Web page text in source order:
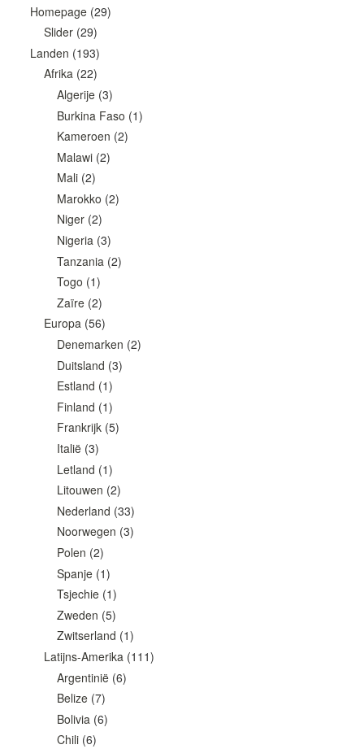
Homepage(29)
Slider(29)
Landen (193)
Afrika(22)
Algerije (3)
Burkina Faso (1)
Kameroen (2)
Malawi (2)
Mali (2)
Marokko (2)
Niger (2)
Nigeria (3)
Tanzania (2)
Togo (1)
Zaïre (2)
Europa(56)
Denemarken (2)
Duitsland (3)
Estland (1)
Finland (1)
Frankrijk (5)
Italië (3)
Letland (1)
Litouwen (2)
Nederland (33)
Noorwegen (3)
Polen (2)
Spanje (1)
Tsjechie (1)
Zweden (5)
Zwitserland (1)
Latijns-Amerika (111)
Argentinië (6)
Belize (7)
Bolivia (6)
Chili (6)